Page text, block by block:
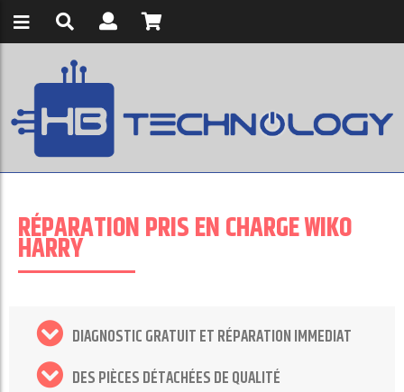
RÉPARATION PRIS EN CHARGE WIKO
HARRY
DIAGNOSTIC GRATUIT ET RÉPARATION IMMEDIAT
DES PIÈCES DÉTACHÉES DE QUALITÉ